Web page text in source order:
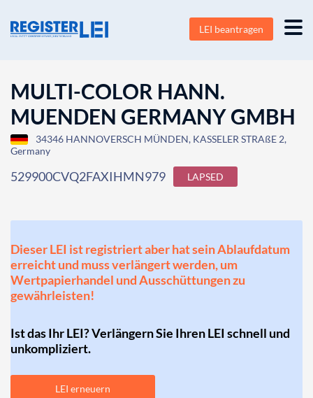
LEI beantragen
MULTI-COLOR HANN.
MUENDEN GERMANY GMBH
34346 HANNOVERSCH MÜNDEN, KASSELER STRAßE 2,
Germany
529900CVQ2FAXIHMN979 LAPSED
Dieser LEI ist registriert aber hat sein Ablaufdatum
erreicht und muss verlängert werden, um
Wertpapierhandel und Ausschüttungen zu
gewährleisten!
Ist das Ihr LEI? Verlängern Sie Ihren LEI schnell und
unkompliziert.
LEI erneuern